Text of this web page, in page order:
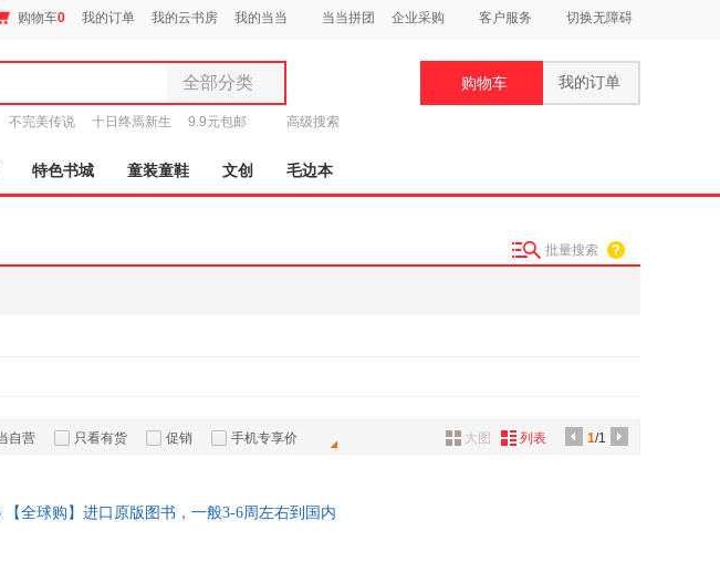
购物车0 我的订单 我的云书房 我的当当 当当拼团 企业采购 客户服务 切换无障碍
全部分类
全部分类
图书
电子书
家具装饰
箱包皮具
不完美传说 十日终焉新生 9.9元包邮 高级搜索
购物车 我的订单
特色书城 童装童鞋 文创 毛边本
批量搜索
自营 只看有货 促销 手机专享价 1/1
大图 列表
【全球购】进口原版图书，一般3-6周左右到国内